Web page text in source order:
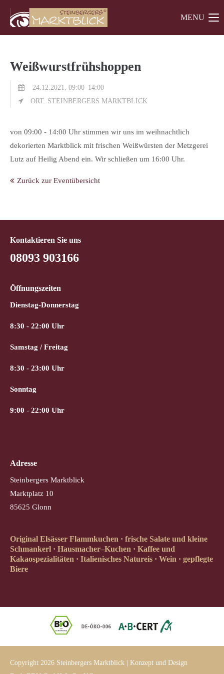
Der Eintrag "offcanvas-col1" existiert leider nicht.
Der Eintrag "offcanvas-col3" existiert leider nicht.
MENU
Weißwurstfrühshoppen
24.12.2021, 09:00–14:00
ORT: STEINBERGERS MARKTBLICK
von 09:00 - 14:00 Uhr stimmen wir uns im weihnachtlich
dekorierten Marktblick mit frischen Weißwürsten der Metzgerei
Lutz auf Heilig Abend ein. Wir schließen um 16:00 Uhr.
Zurück zur Eventübersicht
Kontaktieren Sie uns
08093 903166
Öffnungszeiten
Dienstag-Donnerstag
8:30 - 22:00 Uhr
Samstag / Freitag
8:30 - 23:00 Uhr
Sonntag
9:00 - 22:00 Uhr
Adresse
Steinbergers Marktblick
Marktplatz 10
85625 Glonn
Original Elsässer Flammkuchen · frische Salate und kleine
Schmankerl · Hausmacher–Kuchen · Kaffee und
Kakaospezialitäten · Italienisches Natureis · Wein · gepflegte
Biere
Copyright 2026 Steinbergers Marktblick | Konzept und Design